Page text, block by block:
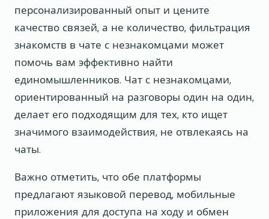
персонализированный опыт и цените
качество связей, а не количество, фильтрация
знакомств в чате с незнакомцами может
помочь вам эффективно найти
единомышленников. Чат с незнакомцами,
ориентированный на разговоры один на один,
делает его подходящим для тех, кто ищет
значимого взаимодействия, не отвлекаясь на
чаты.
Важно отметить, что обе платформы
предлагают языковой перевод, мобильные
приложения для доступа на ходу и обмен